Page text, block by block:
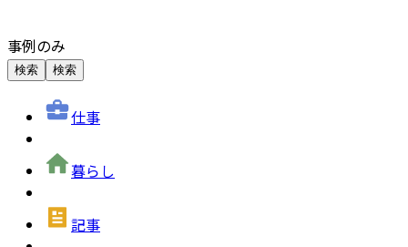
事例のみ
検索 検索
仕事
暮らし
記事